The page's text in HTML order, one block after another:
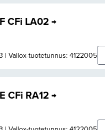
CFi LA02
| Vallox-tuotetunnus: 4122005
CFi RA12